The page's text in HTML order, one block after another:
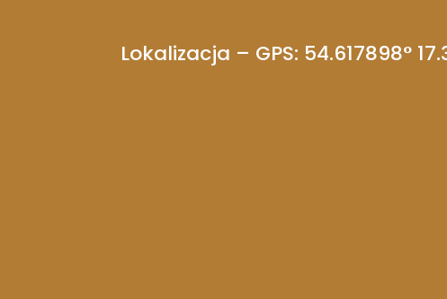
Lokalizacja – GPS: 54.617898°